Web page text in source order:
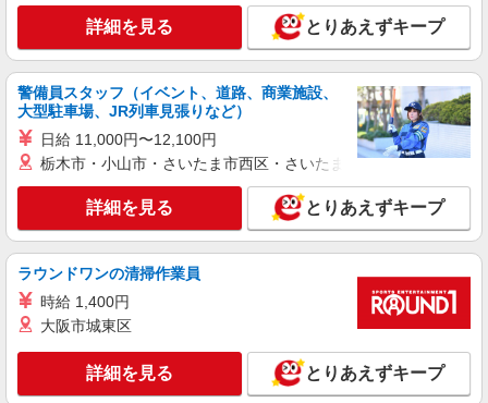
詳細を見る
派遣社員
株式会社kotrio /●KB-H-1813324
お試し勤務OK♪野里駅の病院で看護助手▼補助
時給1550円〜2187円 ＜日払い有/週払い有/交
通費全支給(ガソリン代含む)＞
＜駅チカ＞野里駅から徒歩5分
キープ 詳細を見る
派遣社員
株式会社kotrio /●KB-H-1879478
時給1550円〜2187円 ＜日払い有/週払い有/交
通費全支給(ガソリン代含む)＞
詳細を見る とりあえずキープ
警備員スタッフ（イベント、道路、商業施設、
大型駐車場、JR列車見張りなど）
日給 11,000円〜12,100円
栃木市・小山市・さいたま市西区・さいたま市岩槻区・久喜市・
詳細を見る とりあえずキープ
ラウンドワンの清掃作業員
時給 1,400円
大阪市城東区
詳細を見る とりあえずキープ